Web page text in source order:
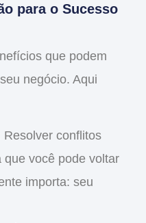
para o Sucesso
que podem
negócio. Aqui
Resolver conflitos
que você pode voltar
importa: seu